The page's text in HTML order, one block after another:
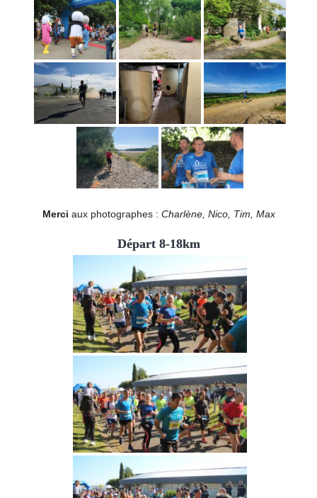
Merci aux photographes : Charlène, Nico, Tim, Max
Départ 8-18km